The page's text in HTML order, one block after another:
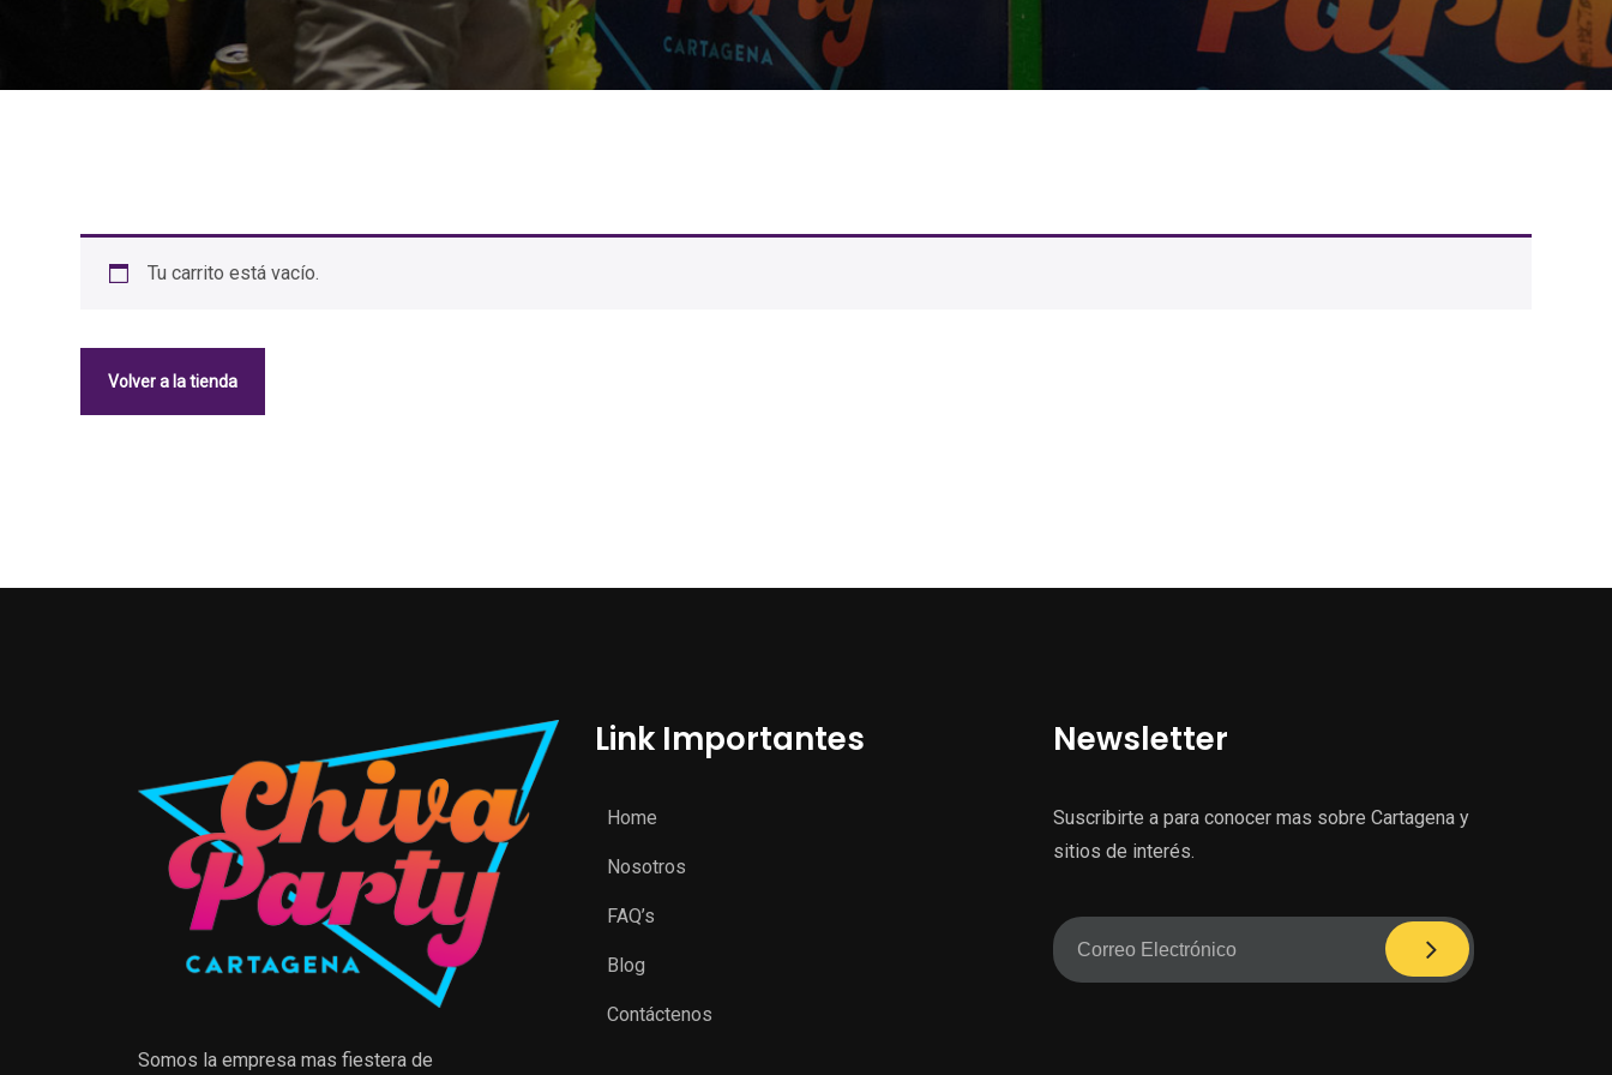
Tu carrito está vacío.
Volver a la tienda
Somos la empresa mas fiestera de
Link Importantes
Home
Nosotros
FAQ’s
Blog
Contáctenos
Newsletter
Suscribirte a para conocer mas sobre Cartagena y
sitios de interés.